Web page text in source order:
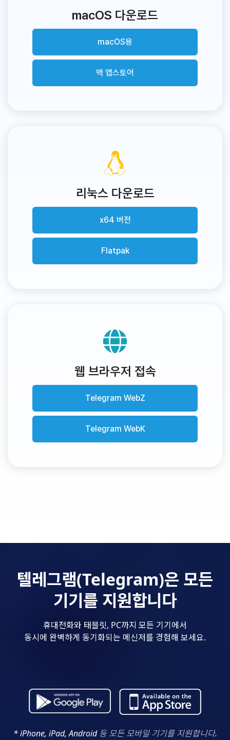
macOS 다운로드
macOS용
맥 앱스토어
리눅스 다운로드
x64 버전
Flatpak
웹 브라우저 접속
Telegram WebZ
Telegram WebK
텔레그램(Telegram)은 모든
기기를 지원합니다
휴대전화와 태블릿, PC까지 모든 기기에서
동시에 완벽하게 동기화되는 메신저를 경험해 보세요.
* iPhone, iPad, Android 등 모든 모바일 기기를 지원합니다.